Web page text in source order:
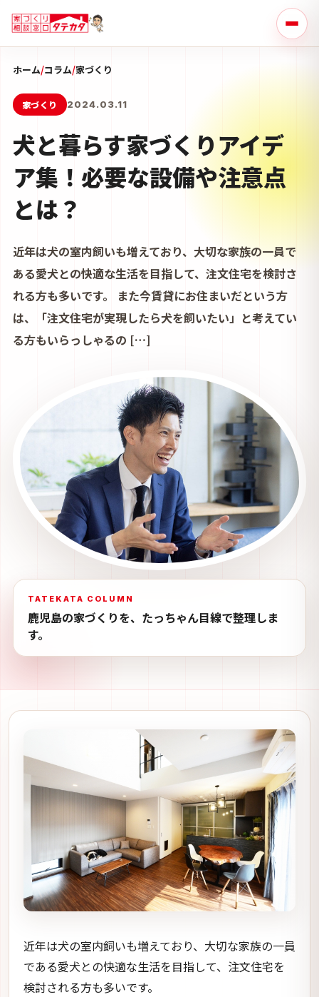
ホーム/コラム/家づくり
家づくり 2024.03.11
犬と暮らす家づくりアイデ
ア集！必要な設備や注意点
とは？
近年は犬の室内飼いも増えており、大切な家族の一員で
ある愛犬との快適な生活を目指して、注文住宅を検討さ
れる方も多いです。 また今賃貸にお住まいだという方
は、「注文住宅が実現したら犬を飼いたい」と考えてい
る方もいらっしゃるの […]
TATEKATA COLUMN
鹿児島の家づくりを、たっちゃん目線で整理しま
す。
近年は犬の室内飼いも増えており、大切な家族の一員
である愛犬との快適な生活を目指して、注文住宅を
検討される方も多いです。